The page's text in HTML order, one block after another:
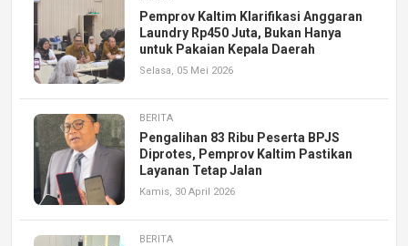
Pemprov Kaltim Klarifikasi Anggaran
Laundry Rp450 Juta, Bukan Hanya
untuk Pakaian Kepala Daerah
Selasa, 05 Mei 2026
BERITA
Pengalihan 83 Ribu Peserta BPJS
Diprotes, Pemprov Kaltim Pastikan
Layanan Tetap Jalan
Kamis, 30 April 2026
BERITA